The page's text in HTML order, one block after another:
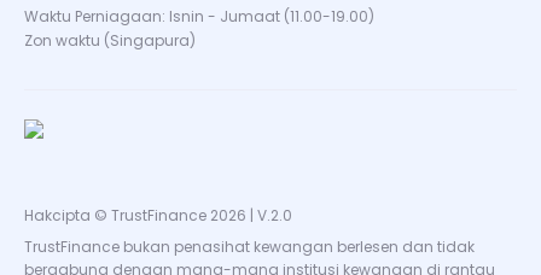
Waktu Perniagaan: Isnin - Jumaat (11.00-19.00)
Zon waktu (Singapura)
Hakcipta © TrustFinance 2026 | V.2.0
TrustFinance bukan penasihat kewangan berlesen dan tidak
bergabung dengan mana-mana institusi kewangan di rantau